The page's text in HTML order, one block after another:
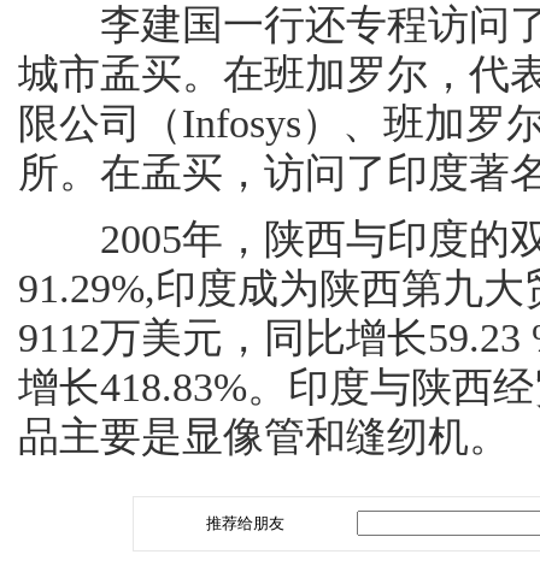
李建国一行还专程访问了
城市孟买。在班加罗尔，代
限公司（Infosys）、班加罗
所。在孟买，访问了印度著
2005年，陕西与印度的双
91.29%,印度成为陕西第九
9112万美元，同比增长
增长418.83%。印度与陕西
品主要是显像管和缝纫机。
推荐给朋友